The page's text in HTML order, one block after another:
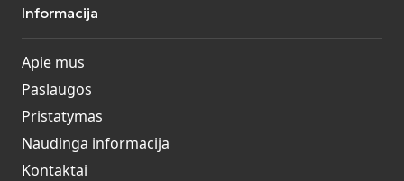
Informacija
Apie mus
Paslaugos
Pristatymas
Naudinga informacija
Kontaktai